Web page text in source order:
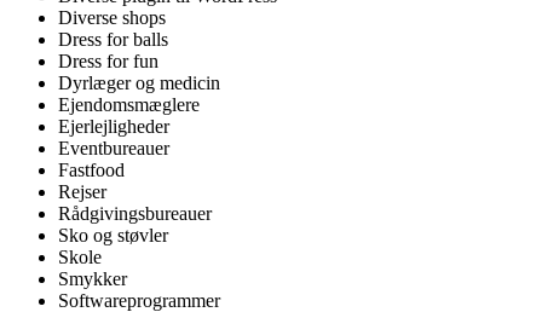
Diverse shops
Dress for balls
Dress for fun
Dyrlæger og medicin
Ejendomsmæglere
Ejerlejligheder
Eventbureauer
Fastfood
Rejser
Rådgivingsbureauer
Sko og støvler
Skole
Smykker
Softwareprogrammer